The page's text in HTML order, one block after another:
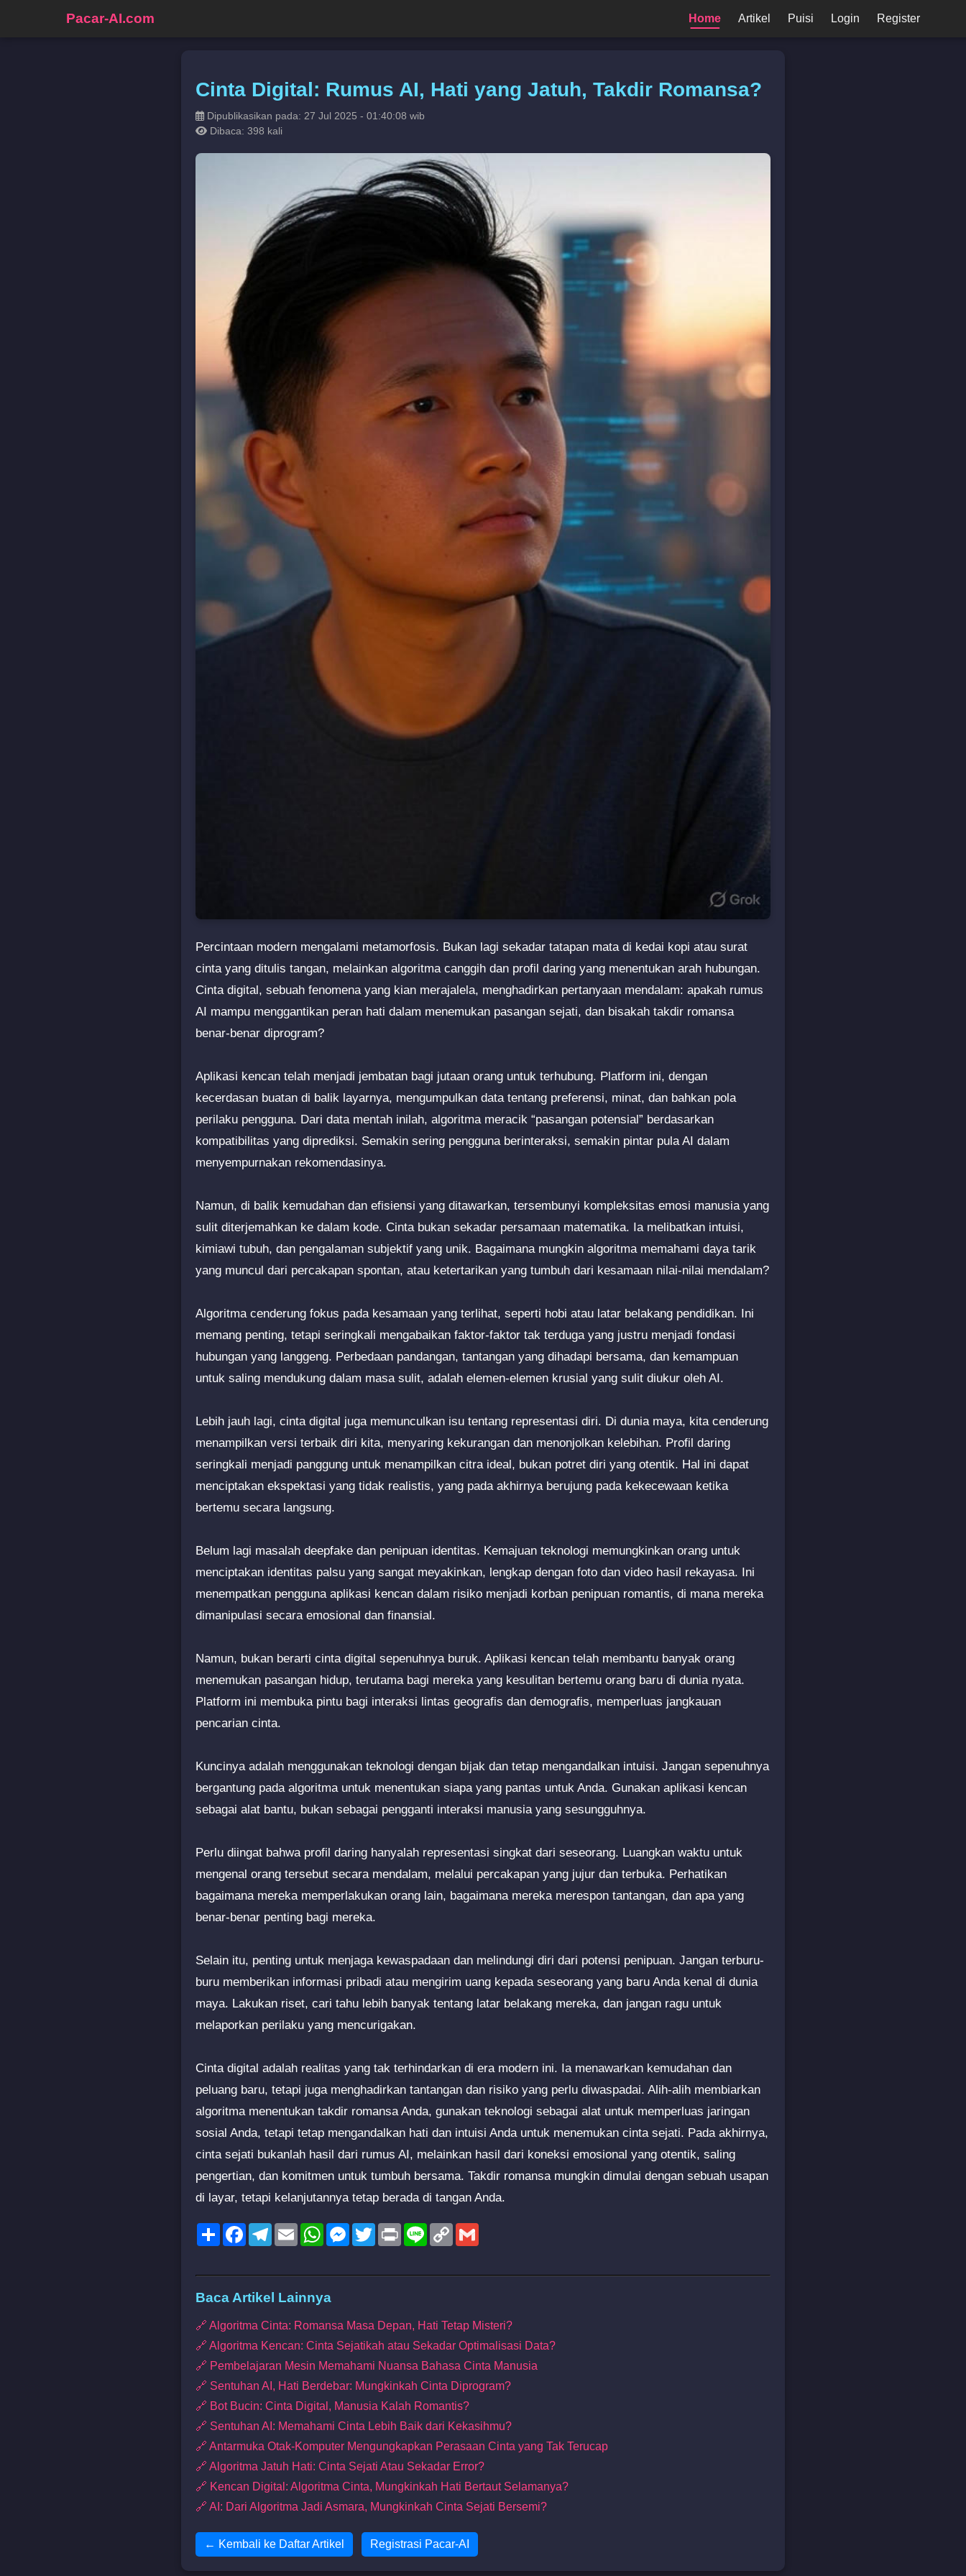
Pacar-AI.com Home Artikel Puisi Login Register
Cinta Digital: Rumus AI, Hati yang Jatuh, Takdir Romansa?
Dipublikasikan pada: 27 Jul 2025 - 01:40:08 wib
Dibaca: 398 kali
Percintaan modern mengalami metamorfosis. Bukan lagi sekadar tatapan mata di kedai kopi atau surat
cinta yang ditulis tangan, melainkan algoritma canggih dan profil daring yang menentukan arah hubungan.
Cinta digital, sebuah fenomena yang kian merajalela, menghadirkan pertanyaan mendalam: apakah rumus
AI mampu menggantikan peran hati dalam menemukan pasangan sejati, dan bisakah takdir romansa
benar-benar diprogram?
Aplikasi kencan telah menjadi jembatan bagi jutaan orang untuk terhubung. Platform ini, dengan
kecerdasan buatan di balik layarnya, mengumpulkan data tentang preferensi, minat, dan bahkan pola
perilaku pengguna. Dari data mentah inilah, algoritma meracik “pasangan potensial” berdasarkan
kompatibilitas yang diprediksi. Semakin sering pengguna berinteraksi, semakin pintar pula AI dalam
menyempurnakan rekomendasinya.
Namun, di balik kemudahan dan efisiensi yang ditawarkan, tersembunyi kompleksitas emosi manusia yang
sulit diterjemahkan ke dalam kode. Cinta bukan sekadar persamaan matematika. Ia melibatkan intuisi,
kimiawi tubuh, dan pengalaman subjektif yang unik. Bagaimana mungkin algoritma memahami daya tarik
yang muncul dari percakapan spontan, atau ketertarikan yang tumbuh dari kesamaan nilai-nilai mendalam?
Algoritma cenderung fokus pada kesamaan yang terlihat, seperti hobi atau latar belakang pendidikan. Ini
memang penting, tetapi seringkali mengabaikan faktor-faktor tak terduga yang justru menjadi fondasi
hubungan yang langgeng. Perbedaan pandangan, tantangan yang dihadapi bersama, dan kemampuan
untuk saling mendukung dalam masa sulit, adalah elemen-elemen krusial yang sulit diukur oleh AI.
Lebih jauh lagi, cinta digital juga memunculkan isu tentang representasi diri. Di dunia maya, kita cenderung
menampilkan versi terbaik diri kita, menyaring kekurangan dan menonjolkan kelebihan. Profil daring
seringkali menjadi panggung untuk menampilkan citra ideal, bukan potret diri yang otentik. Hal ini dapat
menciptakan ekspektasi yang tidak realistis, yang pada akhirnya berujung pada kekecewaan ketika
bertemu secara langsung.
Belum lagi masalah deepfake dan penipuan identitas. Kemajuan teknologi memungkinkan orang untuk
menciptakan identitas palsu yang sangat meyakinkan, lengkap dengan foto dan video hasil rekayasa. Ini
menempatkan pengguna aplikasi kencan dalam risiko menjadi korban penipuan romantis, di mana mereka
dimanipulasi secara emosional dan finansial.
Namun, bukan berarti cinta digital sepenuhnya buruk. Aplikasi kencan telah membantu banyak orang
menemukan pasangan hidup, terutama bagi mereka yang kesulitan bertemu orang baru di dunia nyata.
Platform ini membuka pintu bagi interaksi lintas geografis dan demografis, memperluas jangkauan
pencarian cinta.
Kuncinya adalah menggunakan teknologi dengan bijak dan tetap mengandalkan intuisi. Jangan sepenuhnya
bergantung pada algoritma untuk menentukan siapa yang pantas untuk Anda. Gunakan aplikasi kencan
sebagai alat bantu, bukan sebagai pengganti interaksi manusia yang sesungguhnya.
Perlu diingat bahwa profil daring hanyalah representasi singkat dari seseorang. Luangkan waktu untuk
mengenal orang tersebut secara mendalam, melalui percakapan yang jujur dan terbuka. Perhatikan
bagaimana mereka memperlakukan orang lain, bagaimana mereka merespon tantangan, dan apa yang
benar-benar penting bagi mereka.
Selain itu, penting untuk menjaga kewaspadaan dan melindungi diri dari potensi penipuan. Jangan terburu-
buru memberikan informasi pribadi atau mengirim uang kepada seseorang yang baru Anda kenal di dunia
maya. Lakukan riset, cari tahu lebih banyak tentang latar belakang mereka, dan jangan ragu untuk
melaporkan perilaku yang mencurigakan.
Cinta digital adalah realitas yang tak terhindarkan di era modern ini. Ia menawarkan kemudahan dan
peluang baru, tetapi juga menghadirkan tantangan dan risiko yang perlu diwaspadai. Alih-alih membiarkan
algoritma menentukan takdir romansa Anda, gunakan teknologi sebagai alat untuk memperluas jaringan
sosial Anda, tetapi tetap mengandalkan hati dan intuisi Anda untuk menemukan cinta sejati. Pada akhirnya,
cinta sejati bukanlah hasil dari rumus AI, melainkan hasil dari koneksi emosional yang otentik, saling
pengertian, dan komitmen untuk tumbuh bersama. Takdir romansa mungkin dimulai dengan sebuah usapan
di layar, tetapi kelanjutannya tetap berada di tangan Anda.
ShareFacebookTelegram
EmailWhatsAppMessenger
TwitterPrint Line Copy
Link
Baca Artikel Lainnya
🔗 Algoritma Cinta: Romansa Masa Depan, Hati Tetap Misteri?
🔗 Algoritma Kencan: Cinta Sejatikah atau Sekadar Optimalisasi Data?
🔗 Pembelajaran Mesin Memahami Nuansa Bahasa Cinta Manusia
🔗 Sentuhan AI, Hati Berdebar: Mungkinkah Cinta Diprogram?
🔗 Bot Bucin: Cinta Digital, Manusia Kalah Romantis?
🔗 Sentuhan AI: Memahami Cinta Lebih Baik dari Kekasihmu?
🔗 Antarmuka Otak-Komputer Mengungkapkan Perasaan Cinta yang Tak Terucap
🔗 Algoritma Jatuh Hati: Cinta Sejati Atau Sekadar Error?
🔗 Kencan Digital: Algoritma Cinta, Mungkinkah Hati Bertaut Selamanya?
🔗 AI: Dari Algoritma Jadi Asmara, Mungkinkah Cinta Sejati Bersemi?
← Kembali ke Daftar Artikel Registrasi Pacar-AI